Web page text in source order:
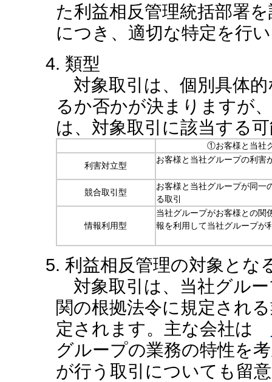
た利益相反管理統括部署
につき、適切な特定を行
4. 類型
対象取引は、個別具体
るか否かが決まりますが
は、対象取引に該当する
①お客様と当社
利害対立型
お客様と当社グループの利害
競合取引型
お客様と当社グループが同一
る取引
情報利用型
当社グループがお客様との関
報を利用して当社グループが
5. 利益相反管理の対象とな
対象取引は、当社グル
関の根拠法令に規定され
定されます。主な会社は
グループの業務の特性を
が行う取引についても留